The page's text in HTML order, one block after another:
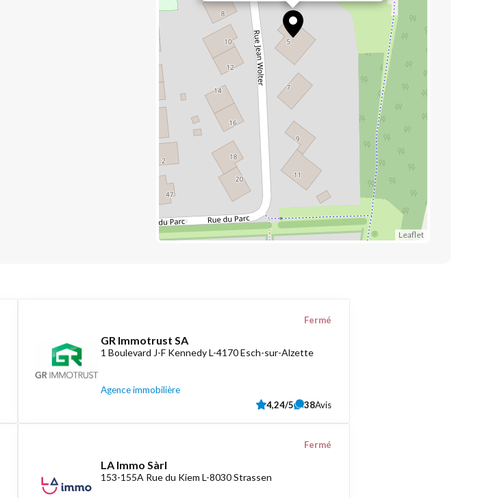
Leaflet
GR Immotrust SA
1 Boulevard J-F Kennedy L-4170 Esch-sur-Alzette
Agence immobilière
Fermé
4,24/5 38Avis
LA Immo Sàrl
153-155A Rue du Kiem L-8030 Strassen
Fermé